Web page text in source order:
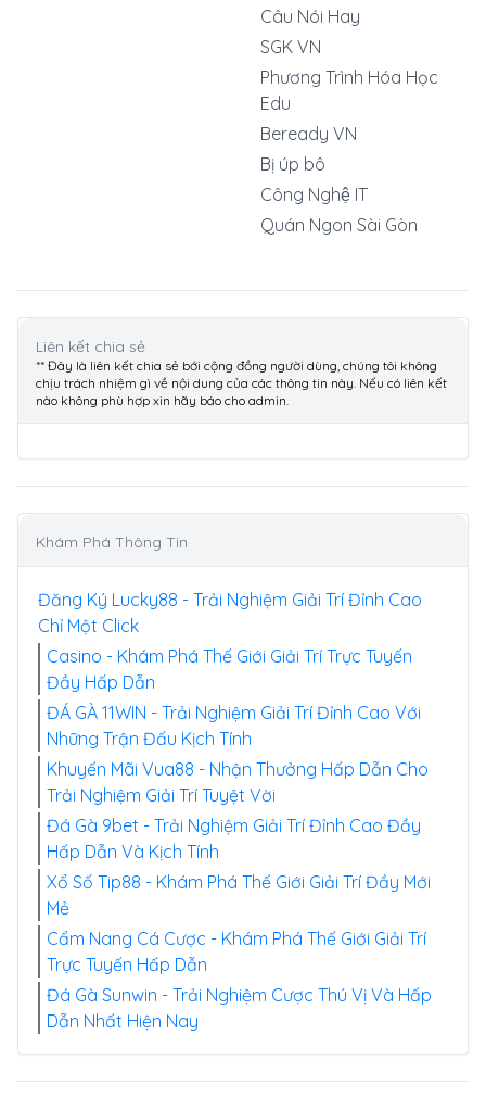
Câu Nói Hay
SGK VN
Phương Trình Hóa Học
Edu
Beready VN
Bị úp bô
Công Nghệ IT
Quán Ngon Sài Gòn
Liên kết chia sẻ
** Đây là liên kết chia sẻ bới cộng đồng người dùng, chúng tôi không
chịu trách nhiệm gì về nội dung của các thông tin này. Nếu có liên kết
nào không phù hợp xin hãy báo cho admin.
Khám Phá Thông Tin
Đăng Ký Lucky88 - Trải Nghiệm Giải Trí Đỉnh Cao
Chỉ Một Click
Casino - Khám Phá Thế Giới Giải Trí Trực Tuyến
Đầy Hấp Dẫn
ĐÁ GÀ 11WIN - Trải Nghiệm Giải Trí Đỉnh Cao Với
Những Trận Đấu Kịch Tính
Khuyến Mãi Vua88 - Nhận Thưởng Hấp Dẫn Cho
Trải Nghiệm Giải Trí Tuyệt Vời
Đá Gà 9bet - Trải Nghiệm Giải Trí Đỉnh Cao Đầy
Hấp Dẫn Và Kịch Tính
Xổ Số Tip88 - Khám Phá Thế Giới Giải Trí Đầy Mới
Mẻ
Cẩm Nang Cá Cược - Khám Phá Thế Giới Giải Trí
Trực Tuyến Hấp Dẫn
Đá Gà Sunwin - Trải Nghiệm Cược Thú Vị Và Hấp
Dẫn Nhất Hiện Nay